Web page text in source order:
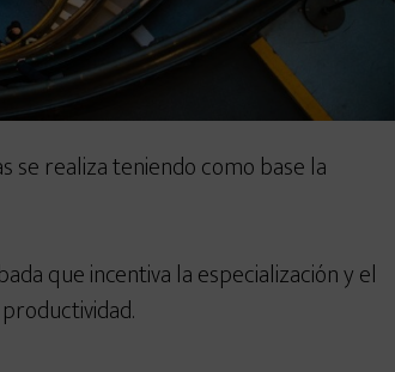
se realiza teniendo como base la
que incentiva la especialización y el